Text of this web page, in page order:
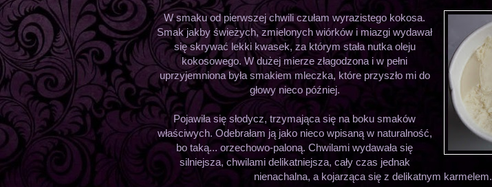
W smaku od pierwszej chwili czułam wyrazistego kokosa.
Smak jakby świeżych, zmielonych wiórków i miazgi wydawał
się skrywać lekki kwasek, za którym stała nutka oleju
kokosowego. W dużej mierze złagodzona i w pełni
uprzyjemniona była smakiem mleczka, które przyszło mi do
głowy nieco później.
Pojawiła się słodycz, trzymająca się na boku smaków
właściwych. Odebrałam ją jako nieco wpisaną w naturalność,
bo taką... orzechowo-paloną. Chwilami wydawała się
silniejsza, chwilami delikatniejsza, cały czas jednak
nienachalna, a kojarząca się z delikatnym karmelem.